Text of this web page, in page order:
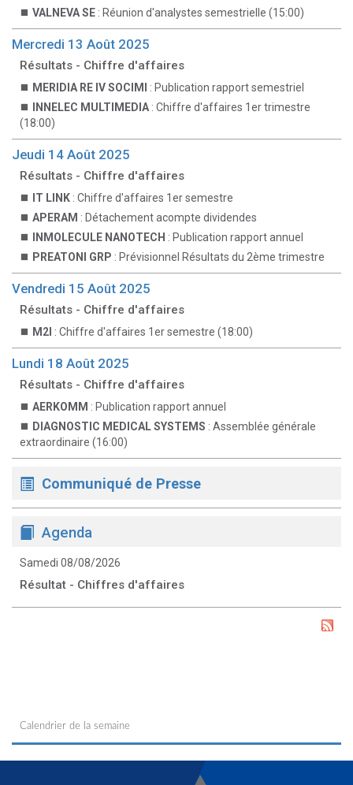
VALNEVA SE : Réunion d'analystes semestrielle (15:00)
Mercredi 13 Août 2025
Résultats - Chiffre d'affaires
MERIDIA RE IV SOCIMI
: Publication rapport semestriel
INNELEC MULTIMEDIA : Chiffre d'affaires 1er trimestre
(18:00)
Jeudi 14 Août 2025
Résultats - Chiffre d'affaires
IT LINK : Chiffre d'affaires 1er semestre
APERAM : Détachement acompte dividendes
INMOLECULE NANOTECH : Publication rapport annuel
PREATONI GRP : Prévisionnel Résultats du 2ème trimestre
Vendredi 15 Août 2025
Résultats - Chiffre d'affaires
M2I : Chiffre d'affaires 1er semestre (18:00)
Lundi 18 Août 2025
Résultats - Chiffre d'affaires
AERKOMM : Publication rapport annuel
DIAGNOSTIC MEDICAL SYSTEMS : Assemblée générale
extraordinaire (16:00)
Communiqué de Presse
Agenda
Samedi 08/08/2026
Résultat - Chiffres d'affaires
Calendrier de la semaine